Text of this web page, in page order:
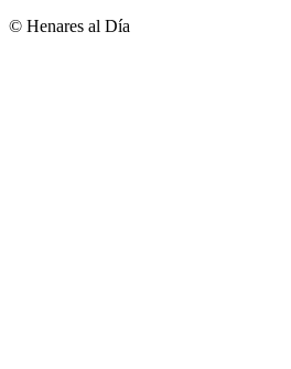
© Henares al Día